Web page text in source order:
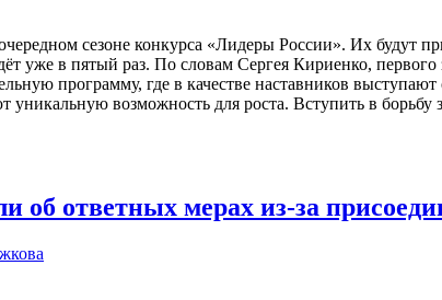
сезоне конкурса «Лидеры России». Их
уже в пятый раз. По словам Сергея Кириенко,
программу, где в качестве наставников
возможность для роста. Вступить в
об ответных мерах из-за